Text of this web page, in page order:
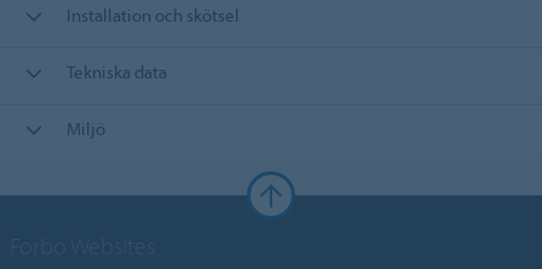
Installation och skötsel
Tekniska data
Miljö